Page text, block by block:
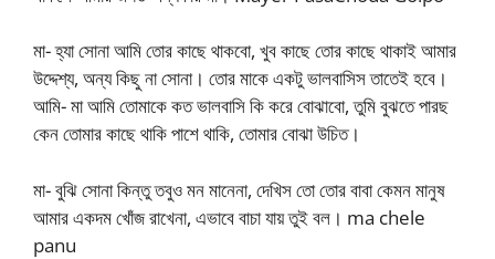
মা- হ্যা সোনা আমি তোর কাছে থাকবো, খুব কাছে তোর কাছে থাকাই আমার
উদ্দেশ্য, অন্য কিছু না সোনা। তোর মাকে একটু ভালবাসিস তাতেই হবে।
আমি- মা আমি তোমাকে কত ভালবাসি কি করে বোঝাবো, তুমি বুঝতে পারছ
কেন তোমার কাছে থাকি পাশে থাকি, তোমার বোঝা উচিত।
মা- বুঝি সোনা কিন্তু তবুও মন মানেনা, দেখিস তো তোর বাবা কেমন মানুষ
আমার একদম খোঁজ রাখেনা, এভাবে বাচা যায় তুই বল। ma chele
panu